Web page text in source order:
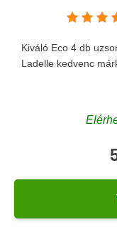
Kiváló Eco 4 db
Ladelle kedvenc